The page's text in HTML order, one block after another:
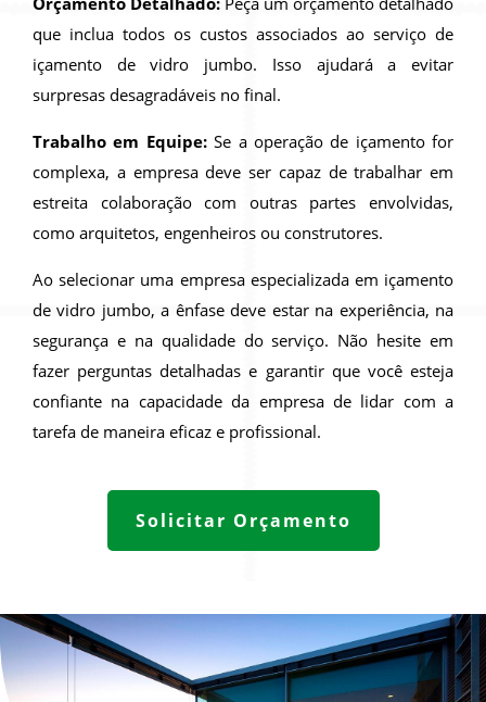
que inclua todos os custos associados ao serviço de
içamento de vidro jumbo. Isso ajudará a evitar
surpresas desagradáveis no final.
Trabalho em Equipe:Se a operação de içamento for
complexa, a empresa deve ser capaz de trabalhar em
estreita colaboração com outras partes envolvidas,
como arquitetos, engenheiros ou construtores.
Ao selecionar uma empresa especializada em içamento
de vidro jumbo, a ênfase deve estar na experiência, na
segurança e na qualidade do serviço. Não hesite em
fazer perguntas detalhadas e garantir que você esteja
confiante na capacidade da empresa de lidar com a
tarefa de maneira eficaz e profissional.
Solicitar Orçamento